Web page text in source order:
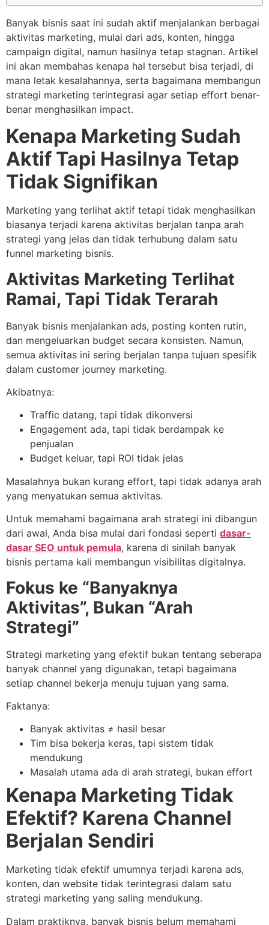
Banyak bisnis saat ini sudah aktif menjalankan berbagai
aktivitas marketing, mulai dari ads, konten, hingga
campaign digital, namun hasilnya tetap stagnan. Artikel
ini akan membahas kenapa hal tersebut bisa terjadi, di
mana letak kesalahannya, serta bagaimana membangun
strategi marketing terintegrasi agar setiap effort benar-
benar menghasilkan impact.
Kenapa Marketing Sudah
Aktif Tapi Hasilnya Tetap
Tidak Signifikan
Marketing yang terlihat aktif tetapi tidak menghasilkan
biasanya terjadi karena aktivitas berjalan tanpa arah
strategi yang jelas dan tidak terhubung dalam satu
funnel marketing bisnis.
Aktivitas Marketing Terlihat
Ramai, Tapi Tidak Terarah
Banyak bisnis menjalankan ads, posting konten rutin,
dan mengeluarkan budget secara konsisten. Namun,
semua aktivitas ini sering berjalan tanpa tujuan spesifik
dalam customer journey marketing.
Akibatnya:
Traffic datang, tapi tidak dikonversi
Engagement ada, tapi tidak berdampak ke
penjualan
Budget keluar, tapi ROI tidak jelas
Masalahnya bukan kurang effort, tapi tidak adanya arah
yang menyatukan semua aktivitas.
Untuk memahami bagaimana arah strategi ini dibangun
dari awal, Anda bisa mulai dari fondasi seperti dasar-
dasar SEO untuk pemula, karena di sinilah banyak
bisnis pertama kali membangun visibilitas digitalnya.
Fokus ke “Banyaknya
Aktivitas”, Bukan “Arah
Strategi”
Strategi marketing yang efektif bukan tentang seberapa
banyak channel yang digunakan, tetapi bagaimana
setiap channel bekerja menuju tujuan yang sama.
Faktanya:
Banyak aktivitas ≠ hasil besar
Tim bisa bekerja keras, tapi sistem tidak
mendukung
Masalah utama ada di arah strategi, bukan effort
Kenapa Marketing Tidak
Efektif? Karena Channel
Berjalan Sendiri
Marketing tidak efektif umumnya terjadi karena ads,
konten, dan website tidak terintegrasi dalam satu
strategi marketing yang saling mendukung.
Dalam praktiknya, banyak bisnis belum memahami